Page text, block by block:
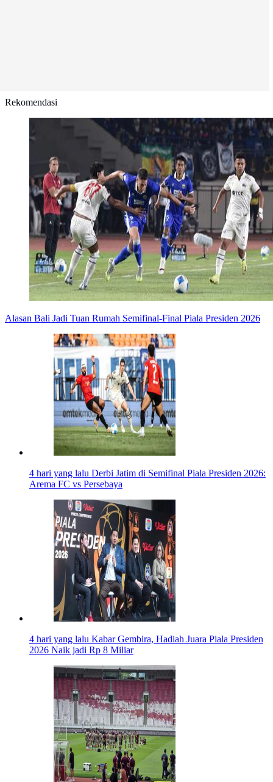
Rekomendasi
Alasan Bali Jadi Tuan Rumah Semifinal-Final Piala Presiden 2026
4 hari yang lalu Derbi Jatim di Semifinal Piala Presiden 2026:
Arema FC vs Persebaya
4 hari yang lalu Kabar Gembira, Hadiah Juara Piala Presiden
2026 Naik jadi Rp 8 Miliar